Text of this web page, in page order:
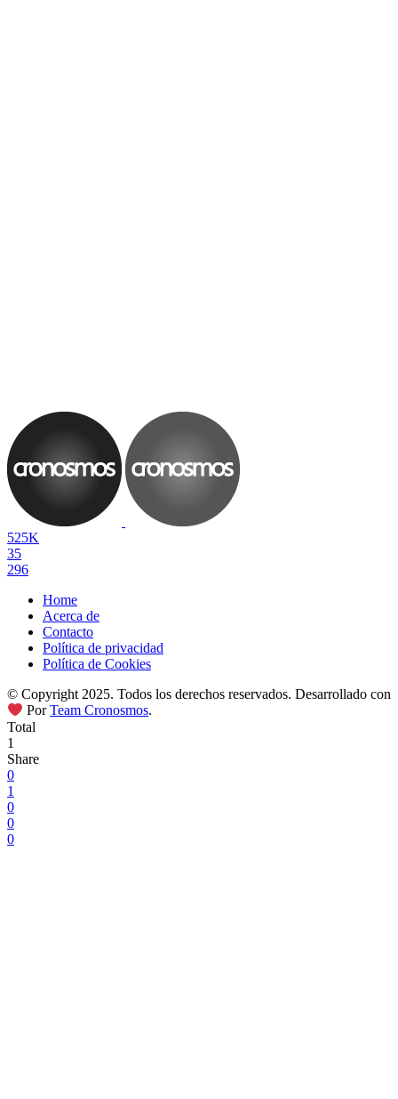
525K
35
296
Home
Acerca de
Contacto
Política de privacidad
Política de Cookies
© Copyright 2025. Todos los derechos reservados. Desarrollado con
PorTeam Cronosmos.
Total
1
Share
0
1
0
0
0